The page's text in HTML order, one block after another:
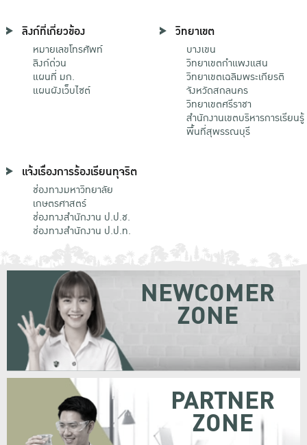
ลิงก์ที่เกี่ยวข้อง
หมายเลขโทรศัพท์
ลิงก์ด่วน
แผนที่ มก.
แผนผังเว็บไซต์
วิทยาเขต
บางเขน
วิทยาเขตกําแพงแสน
วิทยาเขตเฉลิมพระเกียรติ
จังหวัดสกลนคร
วิทยาเขตศรีราชา
สำนักงานเขตบริหารการเรียนรู้
พื้นที่สุพรรณบุรี
แจ้งเรื่องการร้องเรียนทุจริต
ช่องทางมหาวิทยาลัย
เกษตรศาสตร์
ช่องทางสำนักงาน ป.ป.ช.
ช่องทางสำนักงาน ป.ป.ท.
NEWCOMER
ZONE
PARTNER
ZONE